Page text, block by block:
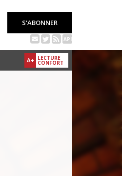
S'ABONNER
API
A+ LECTURE
CONFORT